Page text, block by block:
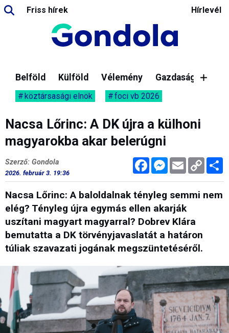
Friss hírek Hírlevél
Belföld Külföld Vélemény Gazdaság
köztársasági elnök foci vb 2026
Nacsa Lőrinc: A DK újra a külhoni
magyarokba akar belerúgni
FacebookMessenger
Email Copy
Link
Szerző: Gondola
2026. február 3. 19:36
Nacsa Lőrinc: A baloldalnak tényleg semmi nem
elég? Tényleg újra egymás ellen akarják
uszítani magyart magyarral? Dobrev Klára
bemutatta a DK törvényjavaslatát a határon
túliak szavazati jogának megszüntetéséről.